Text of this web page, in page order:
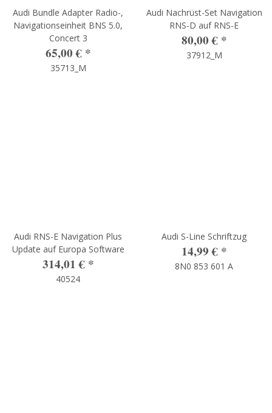
Audi Bundle Adapter Radio-,
Navigationseinheit BNS 5.0,
Concert 3
65,00 € *
35713_M
Audi Nachrüst-Set Navigation
RNS-D auf RNS-E
80,00 € *
37912_M
Audi RNS-E Navigation Plus
Update auf Europa Software
314,01 € *
40524
Audi S-Line Schriftzug
14,99 € *
8N0 853 601 A